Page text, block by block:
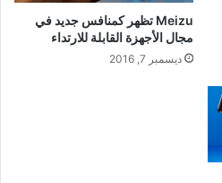
Meizu تظهر كمنافس جديد في
مجال الأجهزة القابلة للارتداء
ديسمبر 7, 2016